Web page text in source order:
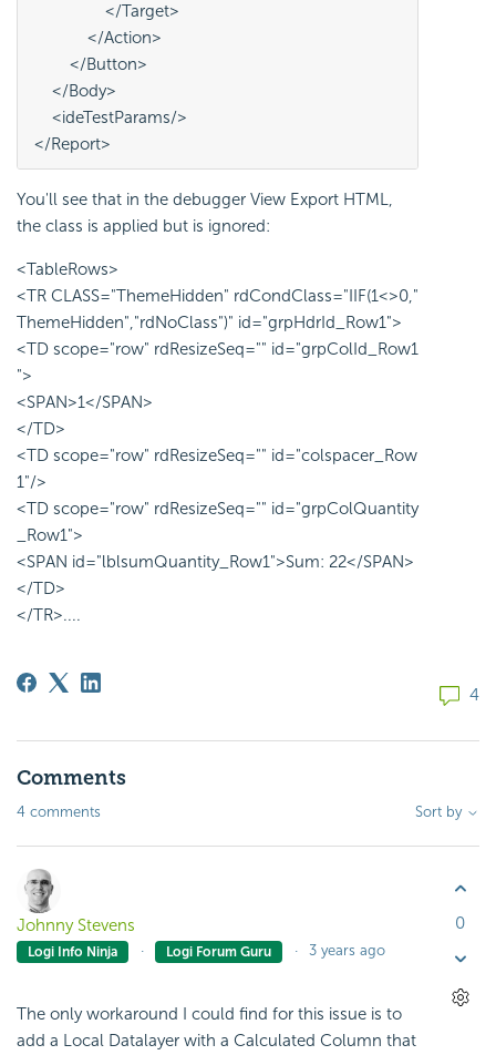
</Target>
</Action>
</Button>
</Body>
<ideTestParams/>
</Report>
You'll see that in the debugger View Export HTML,
the class is applied but is ignored:
<TableRows>
<TR CLASS="ThemeHidden" rdCondClass="IIF(1<>0,"
ThemeHidden","rdNoClass")" id="grpHdrId_Row1">
<TD scope="row" rdResizeSeq="" id="grpColId_Row1
">
<SPAN>1</SPAN>
</TD>
<TD scope="row" rdResizeSeq="" id="colspacer_Row
1"/>
<TD scope="row" rdResizeSeq="" id="grpColQuantity
_Row1">
<SPAN id="lblsumQuantity_Row1">Sum: 22</SPAN>
</TD>
</TR>....
4
Comments
4 comments Sort by
Johnny Stevens
Logi Info Ninja Logi Forum Guru 3 years ago
The only workaround I could find for this issue is to
add a Local Datalayer with a Calculated Column that
0